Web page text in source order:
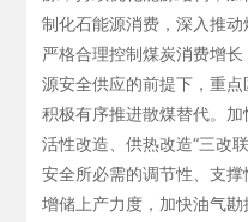
制化石能源消费，深入推动
严格合理控制煤炭消费增
源安全供应的前提下，重点
积极有序推进散煤替代。
活性改造、供热改造“三改
安全所必需的调节性、支
增储上产力度，加快油气